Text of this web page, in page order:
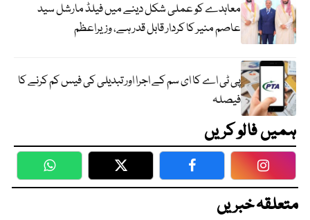
معاہدے کو عملی شکل دینے میں فیلڈ مارشل سید
عاصم منیر کا کردار قابل قدر ہے، وزیراعظم
پی ٹی اے کا ای سم کے اجرا اور تبدیلی کی فیس کم کرنے کا
فیصلہ
ہمیں فالو کریں
WhatsApp Twitter Facebook
متعلقہ خبریں